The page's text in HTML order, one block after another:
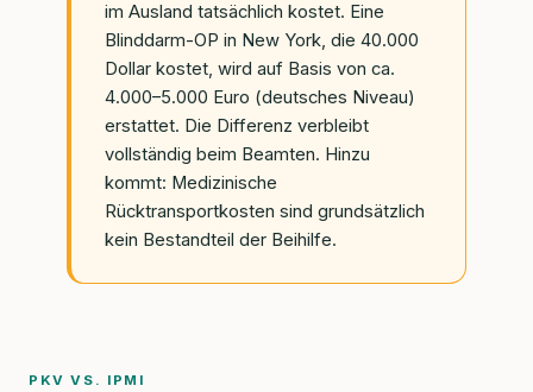
im Ausland tatsächlich kostet. Eine
Blinddarm-OP in New York, die 40.000
Dollar kostet, wird auf Basis von ca.
4.000–5.000 Euro (deutsches Niveau)
erstattet. Die Differenz verbleibt
vollständig beim Beamten. Hinzu
kommt: Medizinische
Rücktransportkosten sind grundsätzlich
kein Bestandteil der Beihilfe.
PKV VS. IPMI